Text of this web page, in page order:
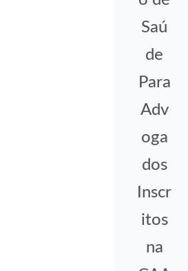
Saú
de
Para
Adv
oga
dos
Inscr
itos
na